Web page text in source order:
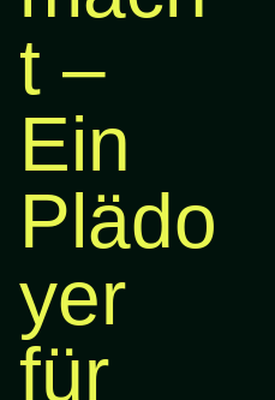
t –
Ein
Plädo
yer
für